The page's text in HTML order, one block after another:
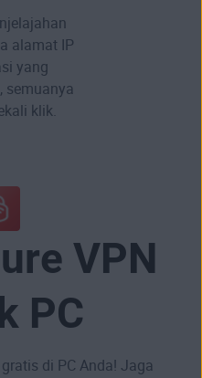
alamat IP
yang
semuanya
klik.
VPN
PC
di PC Anda! Jaga